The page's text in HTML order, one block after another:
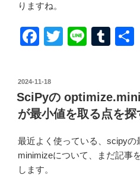
りますね。
F
c
e
b
o
k
T
er
Li
T
bl
r
投
稿
日:
2024-11-18
SciPyの
が最小値を取る点を探
最近よく使っている、scipyの
minimizeについて、まだ記事
します。